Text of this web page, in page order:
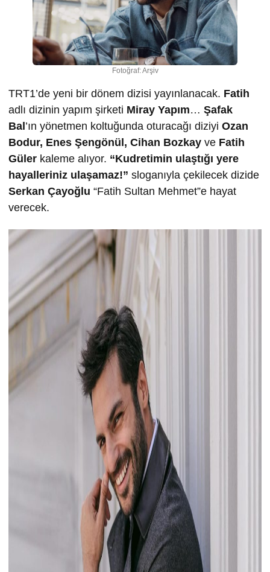
Fotoğraf: Arşiv
TRT1’de yeni bir dönem dizisi yayınlanacak. Fatih
adlı dizinin yapım şirketi Miray Yapım… Şafak
Bal’ın yönetmen koltuğunda oturacağı diziyi Ozan
Bodur, Enes Şengönül, Cihan Bozkay ve Fatih
Güler kaleme alıyor. “Kudretimin ulaştığı yere
hayalleriniz ulaşamaz!” sloganıyla çekilecek dizide
Serkan Çayoğlu “Fatih Sultan Mehmet”e hayat
verecek.